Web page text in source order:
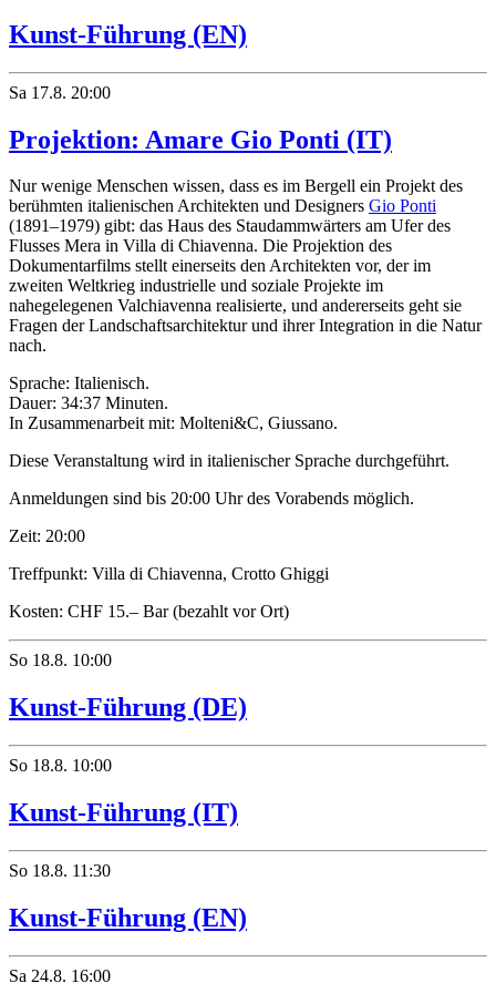
Kunst-Führung (EN)
Sa 17.8. 20:00
Projektion: Amare Gio Ponti (IT)
Nur wenige Menschen wissen, dass es im Bergell ein Projekt des
berühmten italienischen Architekten und Designers Gio Ponti
(1891–1979) gibt: das Haus des Staudammwärters am Ufer des
Flusses Mera in Villa di Chiavenna. Die Projektion des
Dokumentarfilms stellt einerseits den Architekten vor, der im
zweiten Weltkrieg industrielle und soziale Projekte im
nahegelegenen Valchiavenna realisierte, und andererseits geht sie
Fragen der Landschaftsarchitektur und ihrer Integration in die Natur
nach.
Sprache: Italienisch.
Dauer: 34:37 Minuten.
In Zusammenarbeit mit: Molteni&C, Giussano.
Diese Veranstaltung wird in italienischer Sprache durchgeführt.
Anmeldungen sind bis 20:00 Uhr des Vorabends möglich.
Zeit: 20:00
Treffpunkt: Villa di Chiavenna, Crotto Ghiggi
Kosten: CHF 15.– Bar (bezahlt vor Ort)
So 18.8. 10:00
Kunst-Führung (DE)
So 18.8. 10:00
Kunst-Führung (IT)
So 18.8. 11:30
Kunst-Führung (EN)
Sa 24.8. 16:00